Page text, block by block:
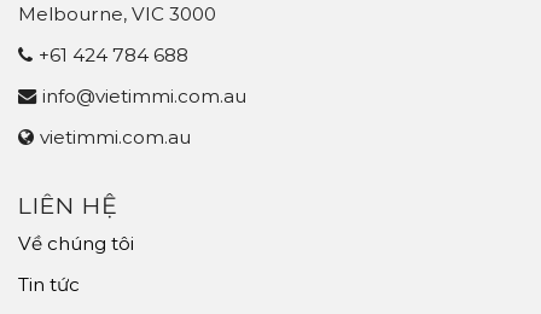
Melbourne, VIC 3000
+61 424 784 688
info@vietimmi.com.au
vietimmi.com.au
LIÊN HỆ
Về chúng tôi
Tin tức